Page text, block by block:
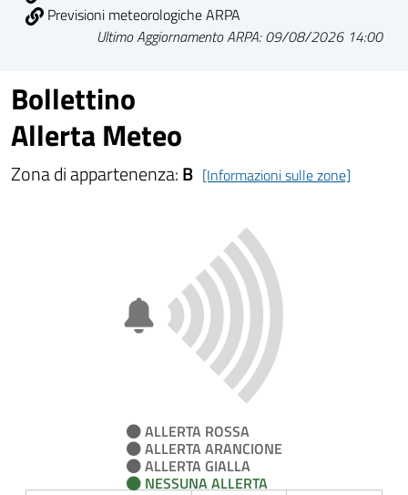
Previsioni meteorologiche ARPA
Ultimo Aggiornamento ARPA: 09/08/2026 14:00
Bollettino
Allerta Meteo
Zona di appartenenza:B [Informazioni sulle zone]
ALLERTA ROSSA
ALLERTA ARANCIONE
ALLERTA GIALLA
NESSUNA ALLERTA